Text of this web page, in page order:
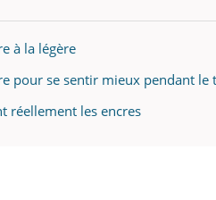
à la légère
pour se sentir mieux pendant le
réellement les encres